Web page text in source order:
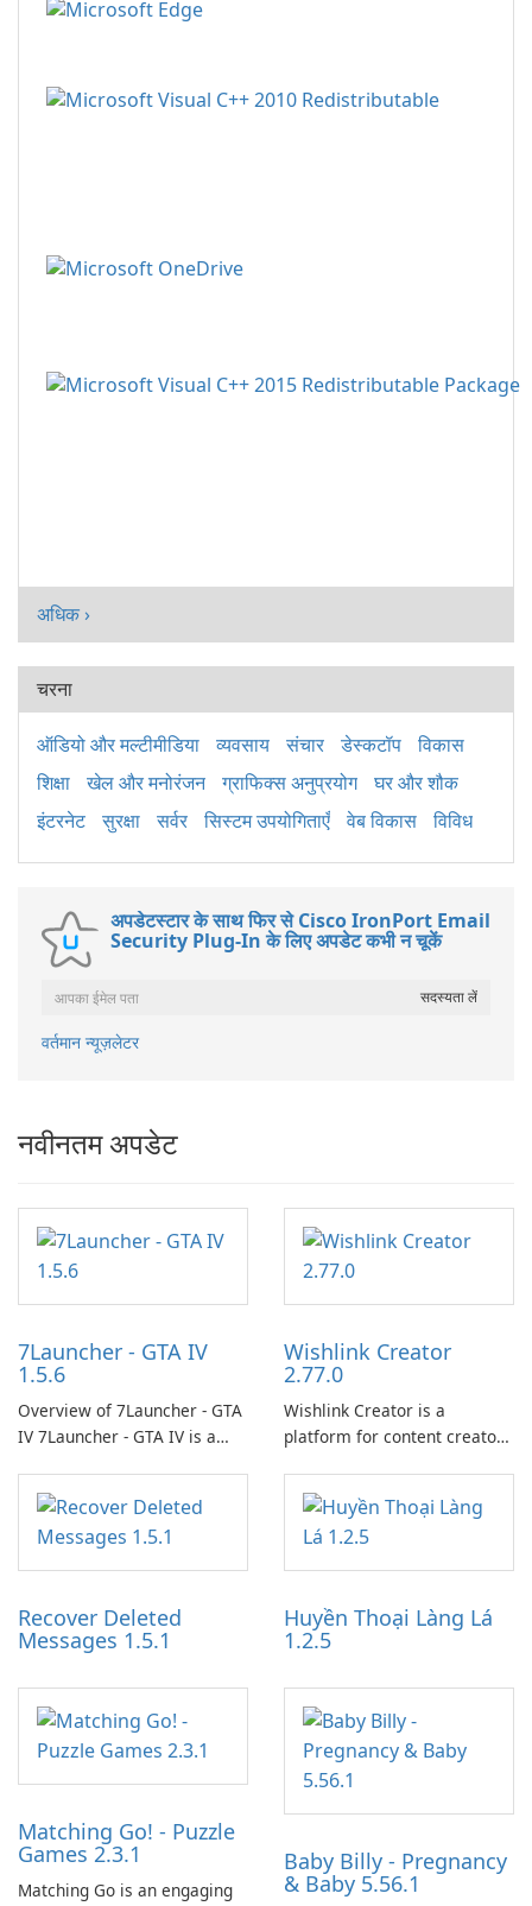
अधिक ›
चरना
ऑडियो और मल्टीमीडिया व्यवसाय संचार डेस्कटॉप
विकास
शिक्षा
खेल और मनोरंजन ग्राफिक्स अनुप्रयोग
घर और शौक
इंटरनेट
सुरक्षा सर्वर सिस्टम उपयोगिताएँ वेब विकास विविध
अपडेटस्टार के साथ फिर से Cisco IronPort Email
Security Plug-In के लिए अपडेट कभी न चूकें
वर्तमान न्यूज़लेटर
नवीनतम अपडेट
7Launcher - GTA IV
1.5.6
Overview of 7Launcher - GTA
IV 7Launcher - GTA IV is a
application designed to
optimize the gaming
experience for Grand Theft
Auto IV.
Wishlink Creator
2.77.0
Wishlink Creator is a
platform for content creators
work through built-in brand
partnerships and integrated
tools for content distribution
and audience engagement.
Recover Deleted
Messages 1.5.1
Huyền Thoại Làng Lá
1.2.5
Matching Go! - Puzzle
Games 2.3.1
Matching Go is an engaging
Baby Billy - Pregnancy
& Baby 5.56.1